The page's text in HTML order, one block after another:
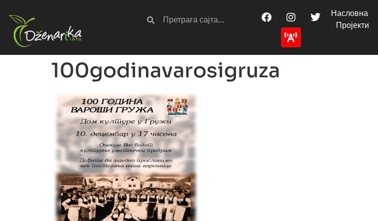
Насловна
Пројекти
100godinavarosigruza